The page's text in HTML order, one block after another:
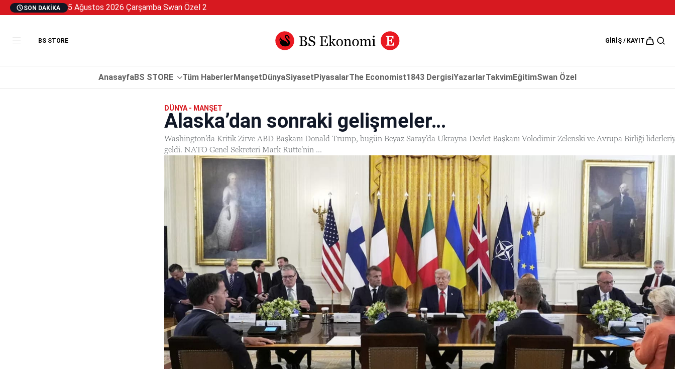
SON DAKIKA 5 Ağustos 2026 Çarşamba Swan Özel 2
BS STORE GIRIŞ / KAYIT
AnasayfaBS STORE Tüm HaberlerManşetDünyaSiyasetPiyasalarThe Economist1843 DergisiYazarlarTakvimEğitimSwan Özel
DÜNYA - MANŞET
Alaska’dan sonraki gelişmeler…
Washington’da Kritik Zirve ABD Başkanı Donald Trump, bugün Beyaz Saray’da Ukrayna Devlet Başkanı Volodimir Zelenski ve Avrupa Birliği
geldi. NATO Genel Sekreteri Mark Rutte’nin ...